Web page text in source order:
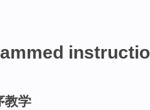
教学